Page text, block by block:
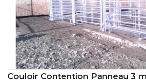
Couloir Contention Panneau 3